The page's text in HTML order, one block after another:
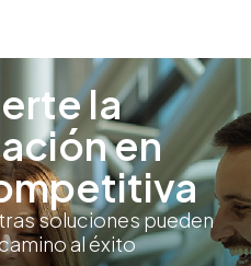
la
en
soluciones pueden
al éxito